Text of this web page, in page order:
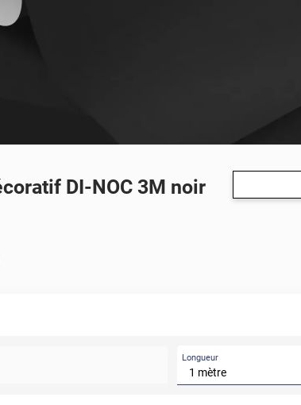
DI-NOC 3M noir
Longueur